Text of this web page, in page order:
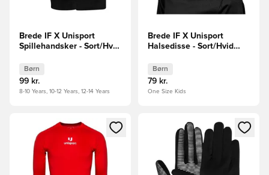
Brede IF X Unisport
Spillehandsker - Sort/Hvid
Børn
99 kr.
8-10 Years, 10-12 Years, 12-14 Years
Brede IF X Unisport
Halsedisse - Sort/Hvid
Børn
79 kr.
One Size Kids
Åbner en Modal til at logge ind eller tilmelde dig som
Åbner en Modal til at logge